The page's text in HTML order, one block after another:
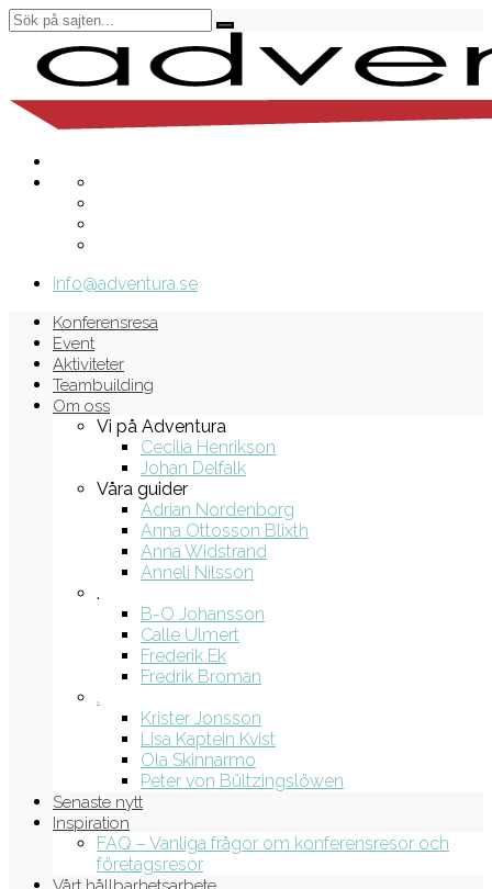
info@adventura.se
Konferensresa
Event
Aktiviteter
Teambuilding
Om oss
Vi på Adventura
Cecilia Henrikson
Johan Delfalk
Våra guider
Adrian Nordenborg
Anna Ottosson Blixth
Anna Widstrand
Anneli Nilsson
.
B-O Johansson
Calle Ulmert
Frederik Ek
Fredrik Broman
.
Krister Jonsson
Lisa Kaptein Kvist
Ola Skinnarmo
Peter von Bültzingslöwen
Senaste nytt
Inspiration
FAQ – Vanliga frågor om konferensresor och
företagsresor